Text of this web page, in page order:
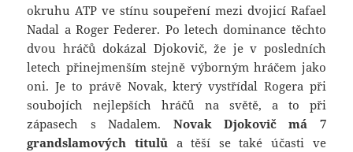
okruhu ATP ve stínu soupeření mezi dvojicí Rafael
Nadal a Roger Federer. Po letech dominance těchto
dvou hráčů dokázal Djokovič, že je v posledních
letech přinejmenším stejně výborným hráčem jako
oni. Je to právě Novak, který vystřídal Rogera při
soubojích nejlepších hráčů na světě, a to při
zápasech s Nadalem. Novak Djokovič má 7
grandslamových titulů a těší se také účasti ve